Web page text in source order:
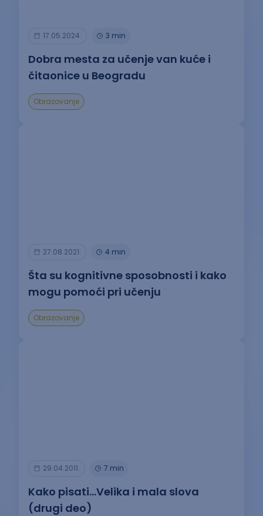
17.05.2024. 3 min
Dobra mesta za učenje van kuće i
čitaonice u Beogradu
Obrazovanje
27.08.2021. 4 min
Šta su kognitivne sposobnosti i kako
mogu pomoći pri učenju
Obrazovanje
29.04.2011. 7 min
Kako pisati…Velika i mala slova
(drugi deo)